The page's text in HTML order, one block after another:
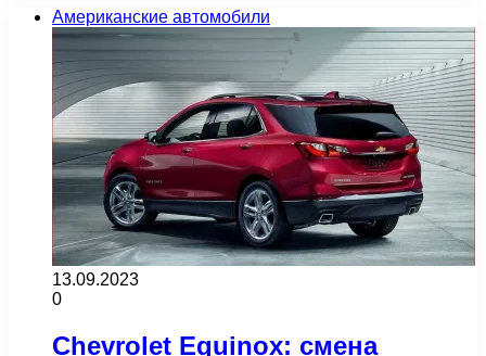
Американские автомобили
13.09.2023
0
Chevrolet Equinox: смена